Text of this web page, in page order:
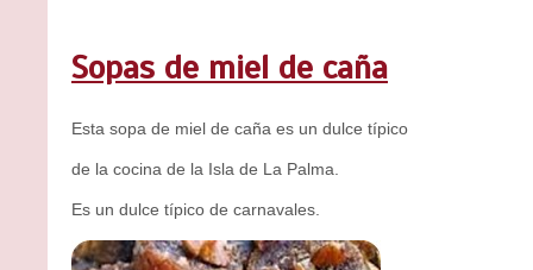
Sopas de miel de caña
Esta sopa de miel de caña es un dulce típico
de la cocina de la Isla de La Palma.
Es un dulce típico de carnavales.